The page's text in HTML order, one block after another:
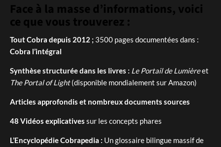
Face à la masse d’informations, voici
ce que vous trouverez :
Tout Cobra depuis 2012 ; 3500 pages documentées dans :
Cobra l’intégral
Synthèse structurée dans les livres : Le Portail de Lumièreet
The Portal of Light(disponible mondialement sur Amazon)
Articles approfondis et nombreux documents sources
48 Vidéos explicatives sur les concepts phares
L’Encyclopédie Cobrapedia : Un glossaire bilingue massif de